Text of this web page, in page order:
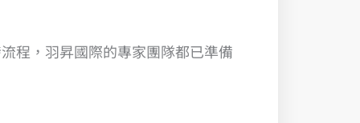
程，羽昇國際的專家團隊都已準備